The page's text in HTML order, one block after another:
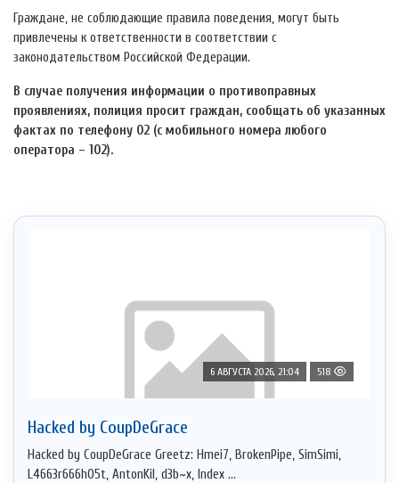
Граждане, не соблюдающие правила поведения, могут быть
привлечены к ответственности в соответствии с
законодательством Российской Федерации.
В случае получения информации о противоправных
проявлениях, полиция просит граждан, сообщать об указанных
фактах по телефону 02 (с мобильного номера любого
оператора – 102).
6 АВГУСТА 2026, 21:04 518
Hacked by CoupDeGrace
Hacked by CoupDeGrace Greetz: Hmei7, BrokenPipe, SimSimi,
L4663r666h05t, AntonKil, d3b~x, Index ...